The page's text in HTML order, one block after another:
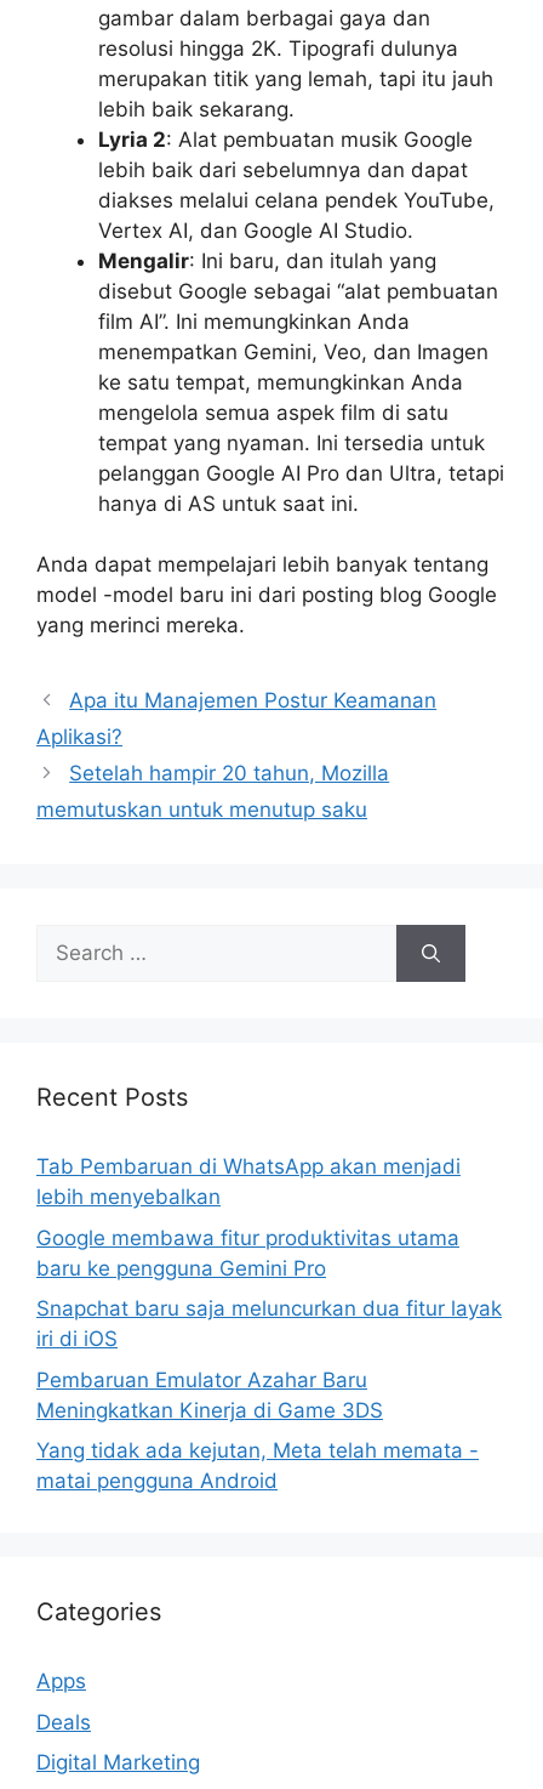
gambar dalam berbagai gaya dan
resolusi hingga 2K. Tipografi dulunya
merupakan titik yang lemah, tapi itu jauh
lebih baik sekarang.
Lyria 2: Alat pembuatan musik Google
lebih baik dari sebelumnya dan dapat
diakses melalui celana pendek YouTube,
Vertex AI, dan Google AI Studio.
Mengalir: Ini baru, dan itulah yang
disebut Google sebagai “alat pembuatan
film AI”. Ini memungkinkan Anda
menempatkan Gemini, Veo, dan Imagen
ke satu tempat, memungkinkan Anda
mengelola semua aspek film di satu
tempat yang nyaman. Ini tersedia untuk
pelanggan Google AI Pro dan Ultra, tetapi
hanya di AS untuk saat ini.
Anda dapat mempelajari lebih banyak tentang
model -model baru ini dari posting blog Google
yang merinci mereka.
Apa itu Manajemen Postur Keamanan
Aplikasi?
Setelah hampir 20 tahun, Mozilla
memutuskan untuk menutup saku
Search
for:
Recent Posts
Tab Pembaruan di WhatsApp akan menjadi
lebih menyebalkan
Google membawa fitur produktivitas utama
baru ke pengguna Gemini Pro
Snapchat baru saja meluncurkan dua fitur layak
iri di iOS
Pembaruan Emulator Azahar Baru
Meningkatkan Kinerja di Game 3DS
Yang tidak ada kejutan, Meta telah memata -
matai pengguna Android
Categories
Apps
Deals
Digital Marketing